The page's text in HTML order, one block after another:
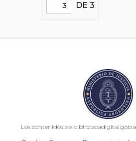
DE 3
Los contenidos de